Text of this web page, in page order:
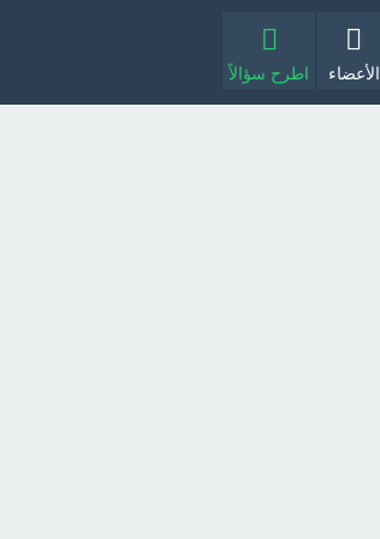
الأعضاء اطرح سؤالاً